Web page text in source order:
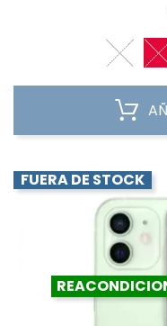
FUERA DE STOCK